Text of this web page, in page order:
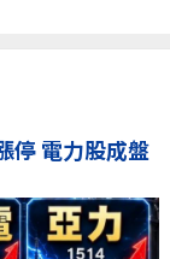
停 電力股成盤